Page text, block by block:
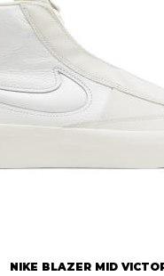
NIKE BLAZER MID